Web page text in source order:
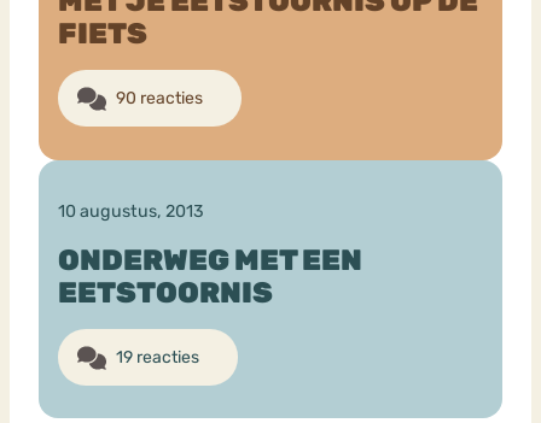
FIETS
90 reacties
10 augustus, 2013
ONDERWEG MET EEN
EETSTOORNIS
19 reacties
Forum
Bouli
mia
Nerv
osa
Eetstoornis
Eetbuien Piekeren